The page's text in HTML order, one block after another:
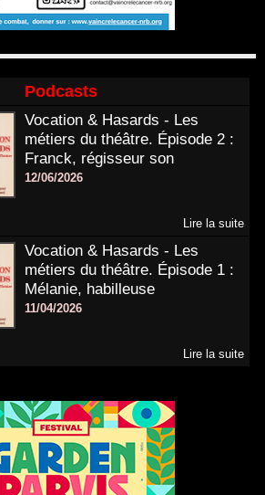
Podcasts
Vocation & Hasards - Les
métiers du théâtre. Épisode 2 :
Franck, régisseur son
12/06/2026
Lire la suite
Vocation & Hasards - Les
métiers du théâtre. Épisode 1 :
Mélanie, habilleuse
11/04/2026
Lire la suite